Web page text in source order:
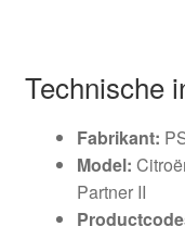
Technische
Fabrikant:
Model:
Partner II